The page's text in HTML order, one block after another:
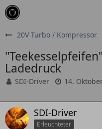
20V Turbo / Kompressor
Ladedruck
SDI-Driver 14.
SDI-Driver
Erleuchteter